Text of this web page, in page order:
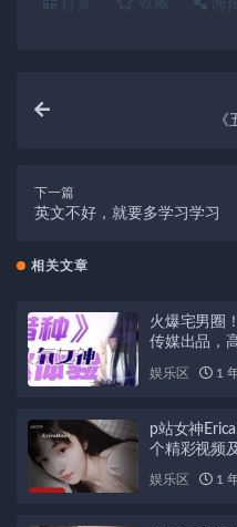
打赏 收藏 海
下一篇
英文不好，就要多学习学习
相关文章
火爆宅男圈
传媒出品，
娱乐区 1
p站女神
个精彩视频
娱乐区 1